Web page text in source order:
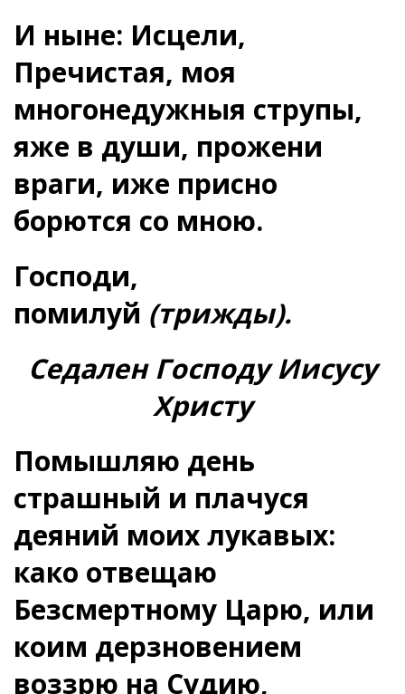
И ныне: Исцели,
Пречистая, моя
многонедужныя струпы,
яже в души, прожени
враги, иже присно
борются со мною.
Господи,
помилуй (трижды).
Седален Господу Иисусу
Христу
Помышляю день
страшный и плачуся
деяний моих лукавых:
како отвещаю
Безсмертному Царю, или
коим дерзновением
воззрю на Судию,